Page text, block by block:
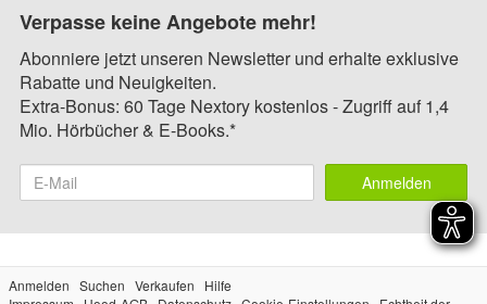
Verpasse keine Angebote mehr!
Abonniere jetzt unseren Newsletter und erhalte exklusive
Rabatte und Neuigkeiten.
Extra-Bonus: 60 Tage Nextory kostenlos - Zugriff auf 1,4
Mio. Hörbücher & E-Books.*
Anmelden
Anmelden Suchen Verkaufen
Hilfe